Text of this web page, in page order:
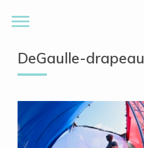
DeGaulle-drapeau